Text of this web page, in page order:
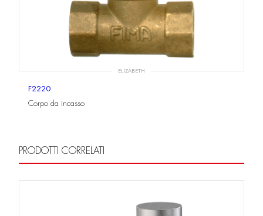
ELIZABETH
F2220
Corpo da incasso
PRODOTTI CORRELATI